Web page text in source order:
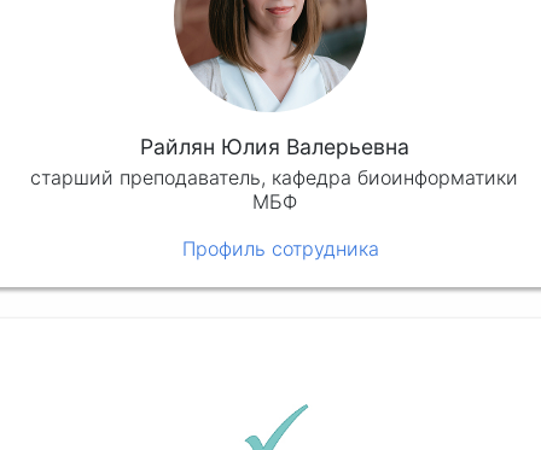
Райлян Юлия Валерьевна
старший преподаватель, кафедра биоинформатики
МБФ
Профиль сотрудника